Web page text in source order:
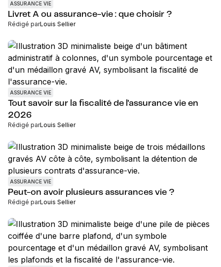
ASSURANCE VIE
Livret A ou assurance-vie : que choisir ?
Rédigé parLouis Sellier
ASSURANCE VIE
Tout savoir sur la fiscalité de l'assurance vie en
2026
Rédigé parLouis Sellier
ASSURANCE VIE
Peut-on avoir plusieurs assurances vie ?
Rédigé parLouis Sellier